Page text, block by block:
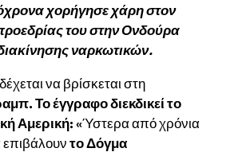
χορήγησεχάρη στον
του στην Ονδούρα
ναρκωτικών.
να βρίσκεται στη
Το έγγραφο διεκδικεί το
Αμερική:«Ύστερα από χρόνια
επιβάλουντο Δόγμα